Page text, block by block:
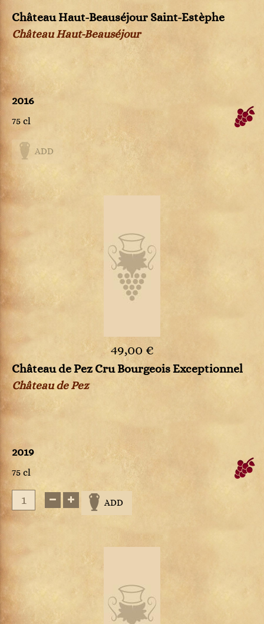
Château Haut-Beauséjour Saint-Estèphe
Château Haut-Beauséjour
2016
75 cl
ADD
49,00 €
Château de Pez Cru Bourgeois Exceptionnel
Château de Pez
2019
75 cl
ADD